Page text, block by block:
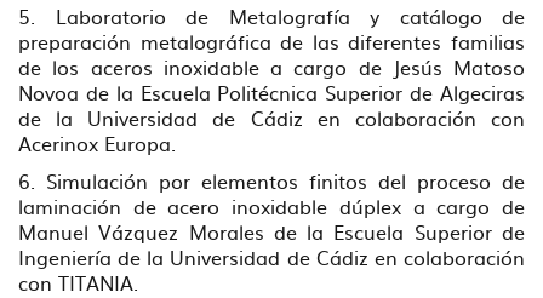
5. Laboratorio de Metalografía y catálogo de
preparación metalográfica de las diferentes familias
de los aceros inoxidable a cargo de Jesús Matoso
Novoa de la Escuela Politécnica Superior de Algeciras
de la Universidad de Cádiz en colaboración con
Acerinox Europa.
6. Simulación por elementos finitos del proceso de
laminación de acero inoxidable dúplex a cargo de
Manuel Vázquez Morales de la Escuela Superior de
Ingeniería de la Universidad de Cádiz en colaboración
con TITANIA.